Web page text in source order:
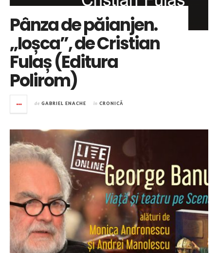
Pânza de păianjen.
„Ioșca”, de Cristian
Fulaș (Editura
Polirom)
de GABRIEL ENACHE în CRONICĂ